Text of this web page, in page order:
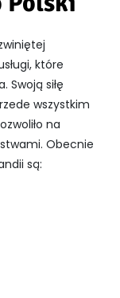
które
Swoją siłę
wszystkim
na
Obecnie
są: